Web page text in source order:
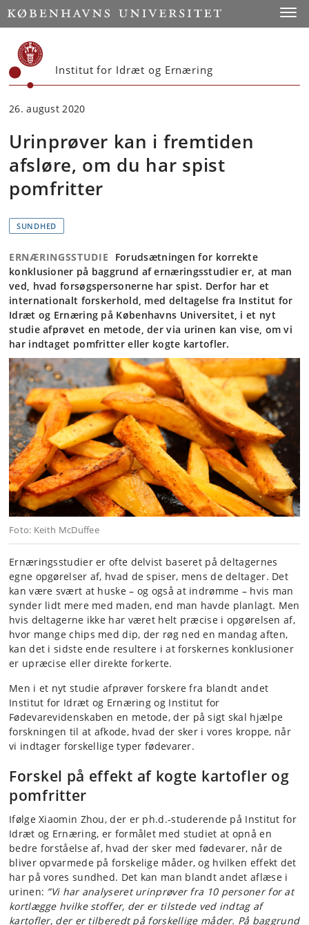
Start
Institut for Idræt og Ernæring
26. august 2020
Urinprøver kan i fremtiden
afsløre, om du har spist
pomfritter
SUNDHED
ERNÆRINGSSTUDIE
Forudsætningen for korrekte
konklusioner på baggrund af ernæringsstudier er, at man
ved, hvad forsøgspersonerne har spist. Derfor har et
internationalt forskerhold, med deltagelse fra Institut for
Idræt og Ernæring på Københavns Universitet, i et nyt
studie afprøvet en metode, der via urinen kan vise, om vi
har indtaget pomfritter eller kogte kartofler.
Foto: Keith McDuffee
Ernæringsstudier er ofte delvist baseret på deltagernes
egne opgørelser af, hvad de spiser, mens de deltager. Det
kan være svært at huske – og også at indrømme – hvis man
synder lidt mere med maden, end man havde planlagt. Men
hvis deltagerne ikke har været helt præcise i opgørelsen af,
hvor mange chips med dip, der røg ned en mandag aften,
kan det i sidste ende resultere i at forskernes konklusioner
er upræcise eller direkte forkerte.
Men i et nyt studie afprøver forskere fra blandt andet
Institut for Idræt og Ernæring og Institut for
Fødevarevidenskaben en metode, der på sigt skal hjælpe
forskningen til at afkode, hvad der sker i vores kroppe, når
vi indtager forskellige typer fødevarer.
Forskel på effekt af kogte kartofler og
pomfritter
Ifølge Xiaomin Zhou, der er ph.d.-studerende på Institut for
Idræt og Ernæring, er formålet med studiet at opnå en
bedre forståelse af, hvad der sker med fødevarer, når de
bliver opvarmede på forskelige måder, og hvilken effekt det
har på vores sundhed. Det kan man blandt andet aflæse i
urinen: ”Vi har analyseret urinprøver fra 10 personer for at
kortlægge hvilke stoffer, der er tilstede ved indtag af
kartofler, der er tilberedt på forskellige måder. På baggrund